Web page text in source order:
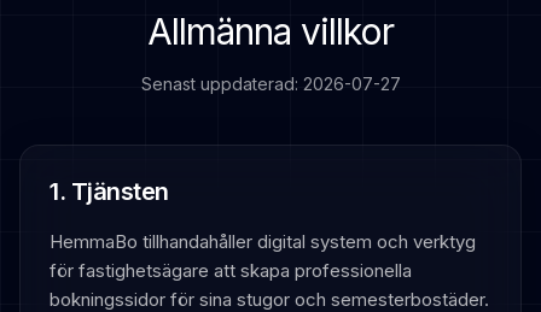
Allmänna villkor
Senast uppdaterad: 2026-07-27
1. Tjänsten
HemmaBo tillhandahåller digital system och verktyg
för fastighetsägare att skapa professionella
bokningssidor för sina stugor och semesterbostäder.